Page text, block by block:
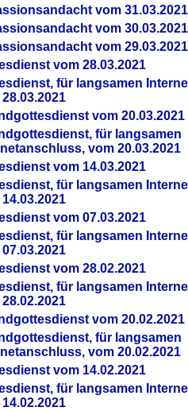
vom 31.03.2021
vom 30.03.2021
vom 29.03.2021
vom 28.03.2021
für langsamen
vom 20.03.2021
für langsamen
vom 20.03.2021
vom 14.03.2021
für langsamen
vom 07.03.2021
für langsamen
vom 28.02.2021
für langsamen
vom 20.02.2021
für langsamen
vom 20.02.2021
vom 14.02.2021
für langsamen